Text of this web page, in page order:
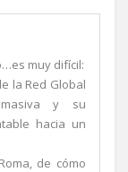
muy difícil:
la Red Global
y su
hacia un
de cómo